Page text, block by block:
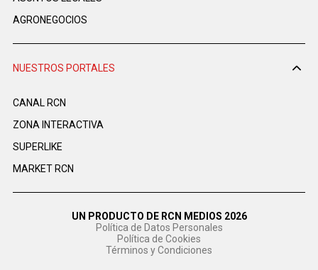
AGRONEGOCIOS
NUESTROS PORTALES
CANAL RCN
ZONA INTERACTIVA
SUPERLIKE
MARKET RCN
UN PRODUCTO DE RCN MEDIOS 2026
Política de Datos Personales
Política de Cookies
Términos y Condiciones